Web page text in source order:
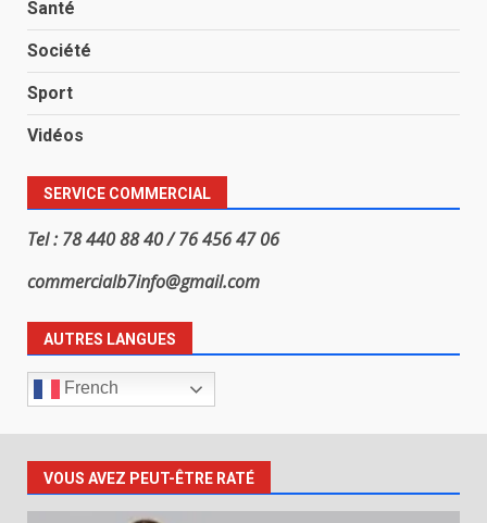
Santé
Société
Sport
Vidéos
SERVICE COMMERCIAL
Tel : 78 440 88 40 / 76 456 47 06
commercialb7info@gmail.com
AUTRES LANGUES
French
VOUS AVEZ PEUT-ÊTRE RATÉ